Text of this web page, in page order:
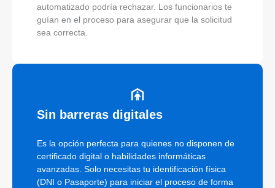
automatizado podría rechazar. Los funcionarios te
guían en el proceso para asegurar que la solicitud
sea correcta.
Sin barreras digitales
Es la opción perfecta para quienes no disponen de
certificado digital o habilidades informáticas
avanzadas. Solo necesitas tu identificación física
(DNI o Pasaporte) para iniciar el proceso de forma